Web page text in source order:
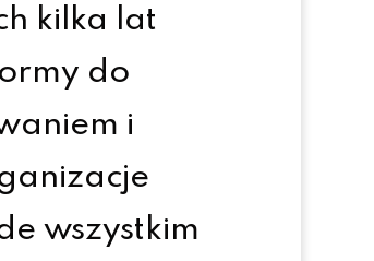
kilka lat
do
i
wszystkim